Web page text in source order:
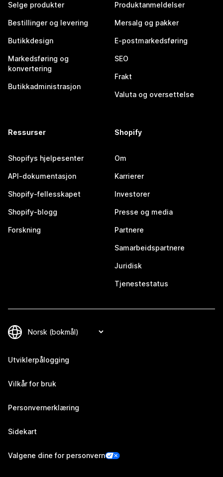
Selge produkter
Bestillinger og levering
Butikkdesign
Markedsføring og
konvertering
Butikkadministrasjon
Produktanmeldelser
Mersalg og pakker
E-postmarkedsføring
SEO
Frakt
Valuta og oversettelse
Ressurser
Shopifys hjelpesenter
API-dokumentasjon
Shopify-fellesskapet
Shopify-blogg
Forskning
Shopify
Om
Karrierer
Investorer
Presse og media
Partnere
Samarbeidspartnere
Juridisk
Tjenestestatus
Utviklerpålogging
Vilkår for bruk
Personvernerklæring
Sidekart
Valgene dine for personvern